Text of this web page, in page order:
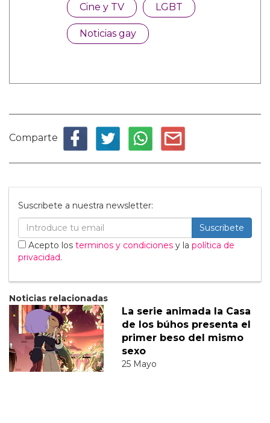
Cine y TV LGBT
Noticias gay
Comparte
Suscribete a nuestra newsletter:
Suscribete
Acepto los terminos y condiciones y la política de
privacidad.
Noticias relacionadas
La serie animada la Casa
de los búhos presenta el
primer beso del mismo
sexo
25 Mayo